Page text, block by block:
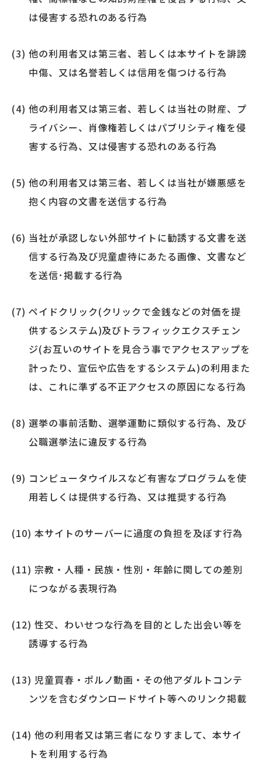
は侵害する恐れのある行為
他の利用者又は第三者、若しくは本サイトを誹謗
中傷、又は名誉若しくは信用を傷つける行為
他の利用者又は第三者、若しくは当社の財産、プ
ライバシー、肖像権若しくはパブリシティ権を侵
害する行為、又は侵害する恐れのある行為
他の利用者又は第三者、若しくは当社が嫌悪感を
抱く内容の文書を送信する行為
当社が承認しない外部サイトに勧誘する文書を送
信する行為及び児童虐待にあたる画像、文書など
を送信･掲載する行為
ペイドクリック(クリックで金銭などの対価を提
供するシステム)及びトラフィックエクスチェン
ジ(お互いのサイトを見合う事でアクセスアップを
計ったり、宣伝や広告をするシステム)の利用また
は、これに準ずる不正アクセスの原因になる行為
選挙の事前活動、選挙運動に類似する行為、及び
公職選挙法に違反する行為
コンピュータウイルスなど有害なプログラムを使
用若しくは提供する行為、又は推奨する行為
本サイトのサーバーに過度の負担を及ぼす行為
宗教・人種・民族・性別・年齢に関しての差別
につながる表現行為
性交、わいせつな行為を目的とした出会い等を
誘導する行為
児童買春・ポルノ動画・その他アダルトコンテ
ンツを含むダウンロードサイト等へのリンク掲載
他の利用者又は第三者になりすまして、本サイ
トを利用する行為